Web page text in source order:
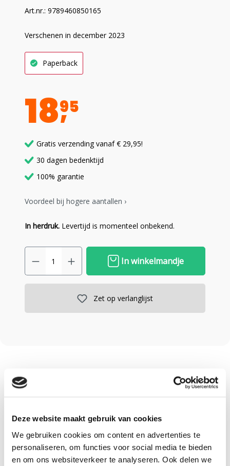
Deze website maakt gebruik van cookies
We gebruiken cookies om content en advertenties te
personaliseren, om functies voor social media te bieden
en om ons websiteverkeer te analyseren. Ook delen we
Art.nr.: 9789460850165
Verschenen in december 2023
Paperback
1895
Gratis verzending vanaf € 29,95!
30 dagen bedenktijd
100% garantie
Voordeel bij hogere aantallen ›
In herdruk. Levertijd is momenteel onbekend.
In winkelmandje
Zet op verlanglijst
Omschrijving
Specificaties
Omschrijving